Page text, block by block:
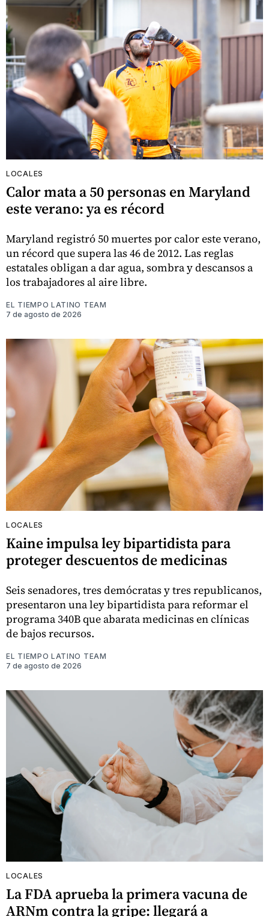
LOCALES
Calor mata a 50 personas en Maryland
este verano: ya es récord
Maryland registró 50 muertes por calor este verano,
un récord que supera las 46 de 2012. Las reglas
estatales obligan a dar agua, sombra y descansos a
los trabajadores al aire libre.
EL TIEMPO LATINO TEAM
7 de agosto de 2026
LOCALES
Kaine impulsa ley bipartidista para
proteger descuentos de medicinas
Seis senadores, tres demócratas y tres republicanos,
presentaron una ley bipartidista para reformar el
programa 340B que abarata medicinas en clínicas
de bajos recursos.
EL TIEMPO LATINO TEAM
7 de agosto de 2026
LOCALES
La FDA aprueba la primera vacuna de
ARNm contra la gripe: llegará a